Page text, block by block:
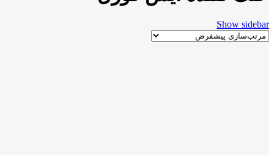
Show sidebar